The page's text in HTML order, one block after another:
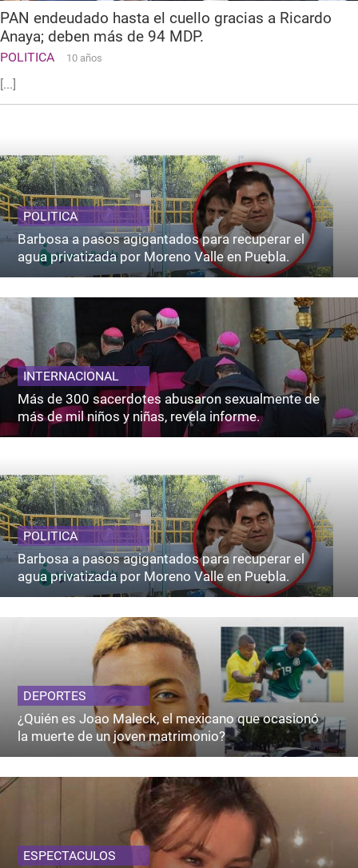
PAN endeudado hasta el cuello gracias a Ricardo
Anaya; deben más de 94 MDP.
POLITICA 10 años
[...]
POLITICA
Barbosa a pasos agigantados para recuperar el
agua privatizada por Moreno Valle en Puebla.
INTERNACIONAL
Más de 300 sacerdotes abusaron sexualmente de
más de mil niños y niñas, revela informe.
POLITICA
Barbosa a pasos agigantados para recuperar el
agua privatizada por Moreno Valle en Puebla.
DEPORTES
¿Quién es Joao Maleck, el mexicano que ocasionó
la muerte de un joven matrimonio?
ESPECTACULOS